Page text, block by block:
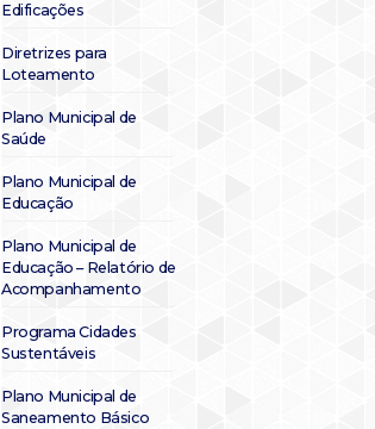
Edificações
Diretrizes para
Loteamento
Plano Municipal de
Saúde
Plano Municipal de
Educação
Plano Municipal de
Educação – Relatório de
Acompanhamento
Programa Cidades
Sustentáveis
Plano Municipal de
Saneamento Básico